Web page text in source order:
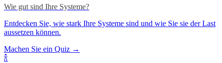
Wie gut sind Ihre Systeme?
Entdecken Sie, wie stark Ihre Systeme sind und wie Sie sie der Last
aussetzen können.
Machen Sie ein Quiz →
🍾